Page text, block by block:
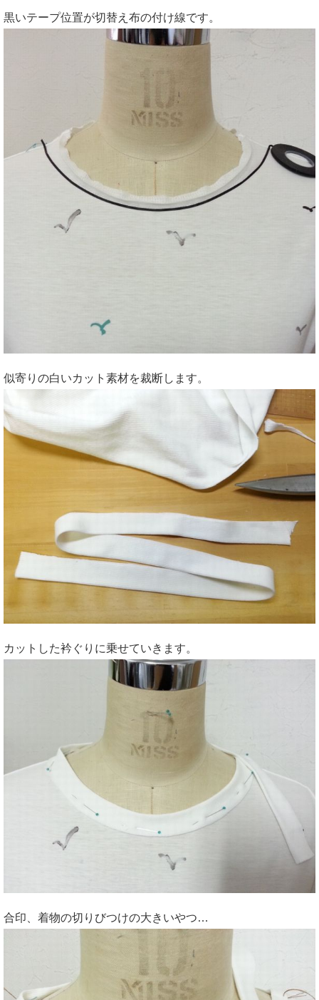
黒いテープ位置が切替え布の付け線です。
似寄りの白いカット素材を裁断します。
カットした衿ぐりに乗せていきます。
合印、着物の切りびつけの大きいやつ…